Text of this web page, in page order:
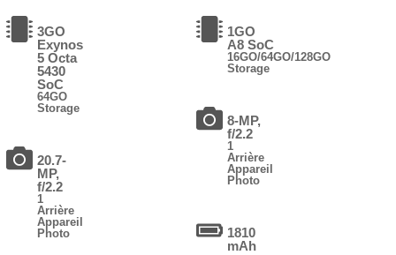
3GO
Exynos
5 Octa
5430
SoC
64GO
Storage
20.7-
MP,
f/2.2
1
Arrière
Appareil
Photo
1GO
A8 SoC
16GO/64GO/128GO
Storage
8-MP,
f/2.2
1
Arrière
Appareil
Photo
1810
mAh